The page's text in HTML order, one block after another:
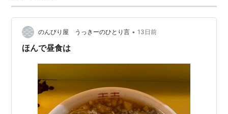
のんびり屋 うっきーのひとり言 • 13日前
ほんで昼食は